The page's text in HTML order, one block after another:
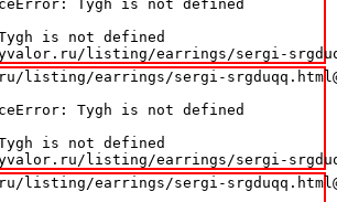
Tygh is not defined
is not defined
listing/earrings/sergi-
listing/earrings/sergi-
Tygh is not defined
is not defined
listing/earrings/sergi-
listing/earrings/sergi-